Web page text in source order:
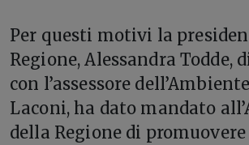
Per questi motivi la
Regione, Alessandra Todde,
con l’assessore
Laconi, ha dato mandato
della Regione di promuovere